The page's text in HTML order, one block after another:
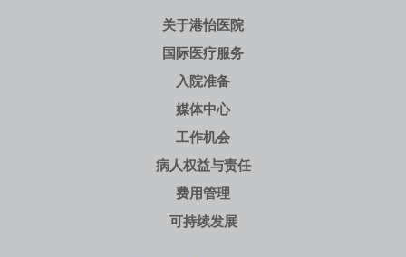
关于港怡医院
国际医疗服务
入院准备
媒体中心
工作机会
病人权益与责任
费用管理
可持续发展